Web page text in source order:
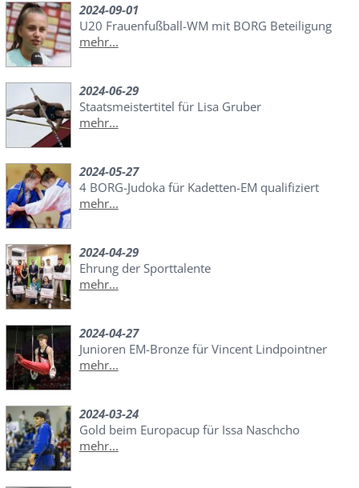
2024-09-01
U20 Frauenfußball-WM mit BORG Beteiligung
mehr...
2024-06-29
Staatsmeistertitel für Lisa Gruber
mehr...
2024-05-27
4 BORG-Judoka für Kadetten-EM qualifiziert
mehr...
2024-04-29
Ehrung der Sporttalente
mehr...
2024-04-27
Junioren EM-Bronze für Vincent Lindpointner
mehr...
2024-03-24
Gold beim Europacup für Issa Naschcho
mehr...